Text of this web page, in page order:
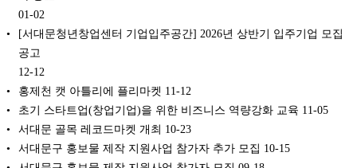
01-02
[서대문청년창업센터 기업입주공간] 2026년 상반기 입주기업 모집
공고
12-12
홍제천 캣 아틀리에 플리마켓 11-12
초기 스타트업(창업기업)을 위한 비즈니스 역량강화 교육 11-05
서대문 골목 레코드마켓 개최 10-23
서대문구 홍보물 제작 지원사업 참가자 추가 모집 10-15